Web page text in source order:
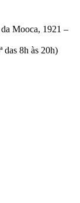
Mooca, 1921 –
das 8h às 20h)